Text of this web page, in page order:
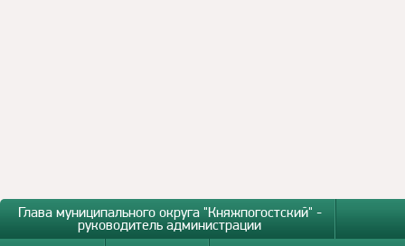
Глава муниципального округа "Княжпогостский" -
руководитель администрации